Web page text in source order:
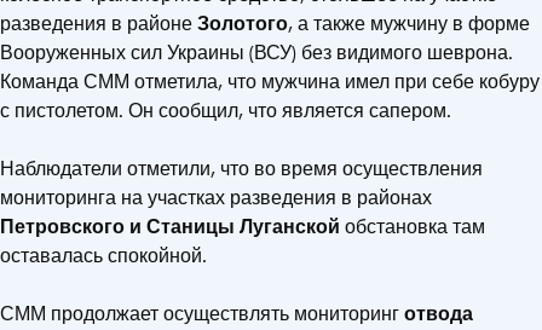
разведения в районеЗолотого, а также мужчину в форме
Вооруженных сил Украины (ВСУ) без видимого шеврона.
Команда СММ отметила, что мужчина имел при себе кобуру
с пистолетом. Он сообщил, что является сапером.
Наблюдатели отметили, что во время осуществления
мониторинга на участках разведения в районах
Петровского и Станицы Луганской обстановка там
оставалась спокойной.
СММ продолжает осуществлять мониторинготвода